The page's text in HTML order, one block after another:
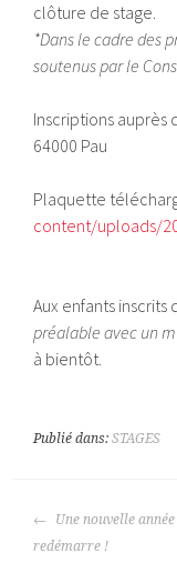
clôture de stage.
*Dans le cadre des
soutenus par le
Inscriptions auprès
64000 Pau
Plaquette
content/uploads/
Aux enfants
préalable avec un
à bientôt.
Publié dans:STAGES
NAVIGATION
DES
Une nouvelle
redémarre !